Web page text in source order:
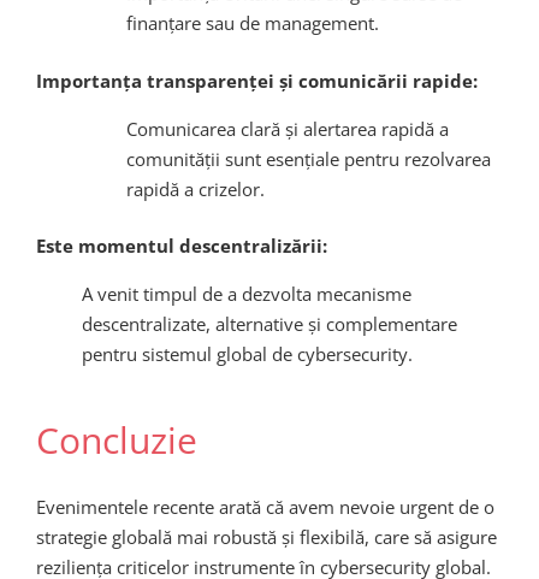
finanțare sau de management.
Importanța transparenței și comunicării rapide:
Comunicarea clară și alertarea rapidă a
comunității sunt esențiale pentru rezolvarea
rapidă a crizelor.
Este momentul descentralizării:
A venit timpul de a dezvolta mecanisme
descentralizate, alternative și complementare
pentru sistemul global de cybersecurity.
Concluzie
Evenimentele recente arată că avem nevoie urgent de o
strategie globală mai robustă și flexibilă, care să asigure
reziliența criticelor instrumente în cybersecurity global.